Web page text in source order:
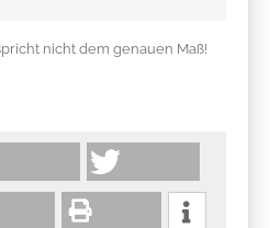
nicht dem genauen Maß!